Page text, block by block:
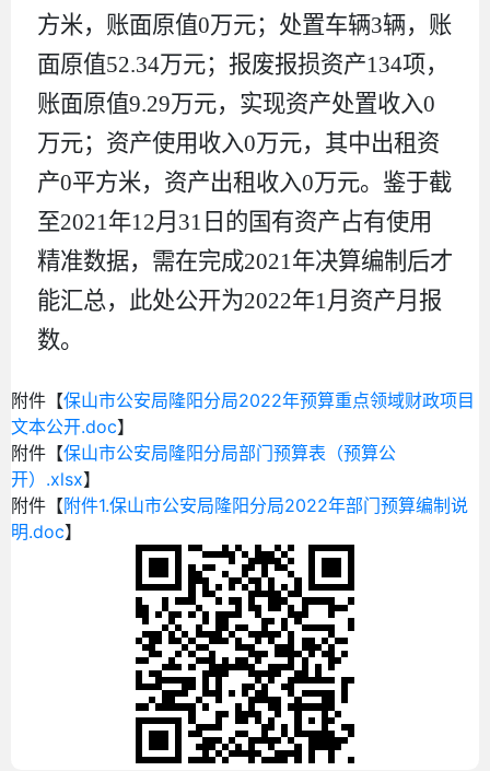
方米，账面原值0万元；处置车辆3辆，账
面原值52.34万元；报废报损资产134项，
账面原值9.29万元，实现资产处置收入0
万元；资产使用收入0万元，其中出租资
产0平方米，资产出租收入0万元。鉴于截
至2021 年12月 31 日的国有资产占有使用
精准数据，需在完成2021 年决算编制后才
能汇总，此处公开为2022年1 月资产月报
数。
附件【保山市公安局隆阳分局2022年预算重点领域财政项目
文本公开.doc】
附件【保山市公安局隆阳分局部门预算表（预算公
开）.xlsx】
附件【附件1.保山市公安局隆阳分局2022年部门预算编制说
明.doc】